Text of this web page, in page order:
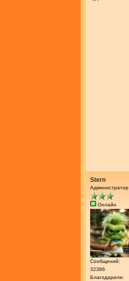
Stern
Администратор
Онлайн
Сообщений:
32386
Благодарили: